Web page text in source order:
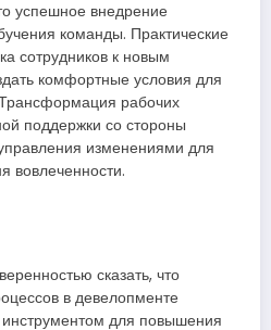
успешное внедрение
команды. Практические
сотрудников к новым
комфортные условия для
рабочих
поддержки со стороны
изменениями для
вовлеченности.
сказать, что
в девелопменте
для повышения